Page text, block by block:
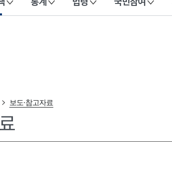
입니다.
보도·참고자료